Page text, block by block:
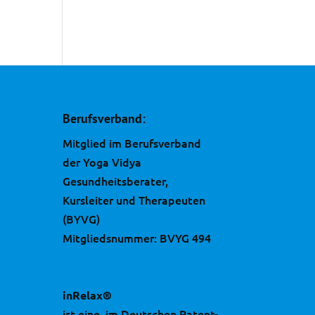
Berufsverband:
Mitglied im Berufsverband
der Yoga Vidya
Gesundheitsberater,
Kursleiter und Therapeuten
(BYVG)
Mitgliedsnummer: BVYG 494
inRelax®